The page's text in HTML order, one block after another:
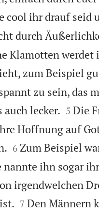
cool ihr drauf seid
durch
Klamotten werdet
zum Beispiel
zu sein, das
lecker.
5 Die
Hoffnung auf

6 Zum Beispiel
ihn sogar
irgendwelchen

7 Den Männern